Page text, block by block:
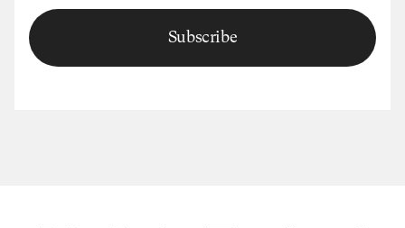
Subscribe